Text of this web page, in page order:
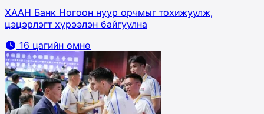
ХААН Банк Ногоон нуур орчмыг тохижуулж,
цэцэрлэгт хүрээлэн байгуулна
16 цагийн өмнө